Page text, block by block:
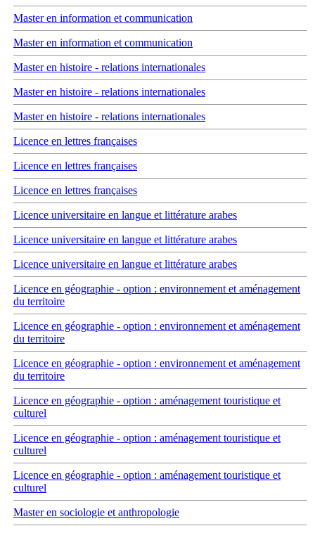
Master en information et communication
Master en information et communication
Master en histoire - relations internationales
Master en histoire - relations internationales
Master en histoire - relations internationales
Licence en lettres françaises
Licence en lettres françaises
Licence en lettres françaises
Licence universitaire en langue et littérature arabes
Licence universitaire en langue et littérature arabes
Licence universitaire en langue et littérature arabes
Licence en géographie - option : environnement et aménagement
du territoire
Licence en géographie - option : environnement et aménagement
du territoire
Licence en géographie - option : environnement et aménagement
du territoire
Licence en géographie - option : aménagement touristique et
culturel
Licence en géographie - option : aménagement touristique et
culturel
Licence en géographie - option : aménagement touristique et
culturel
Master en sociologie et anthropologie